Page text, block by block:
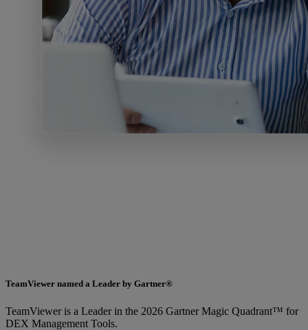
TeamViewer named a Leader by Gartner®
TeamViewer is a Leader in the 2026 Gartner Magic Quadrant™ for
DEX Management Tools.